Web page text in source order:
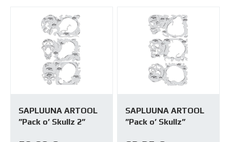
SAPLUUNA ARTOOL
”Pack o’ Skullz 2”
SAPLUUNA ARTOOL
”Pack o’ Skullz”